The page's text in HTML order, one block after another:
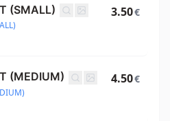
(SMALL) 3.50€
(MEDIUM) 4.50€